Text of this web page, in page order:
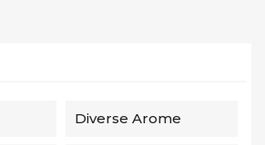
Diverse Arome